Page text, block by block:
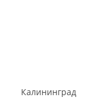
Калининград